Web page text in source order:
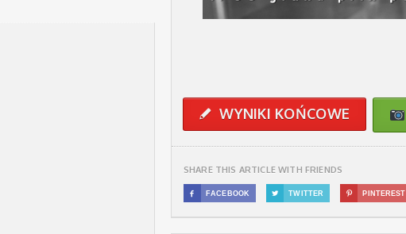
✎ WYNIKI KOŃCOWE
SHARE THIS ARTICLE WITH FRIENDS
 FACEBOOK  TWITTER  PINTEREST